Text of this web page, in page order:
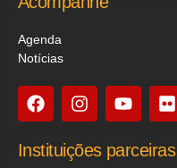
Agenda
Notícias
Instituições parceiras